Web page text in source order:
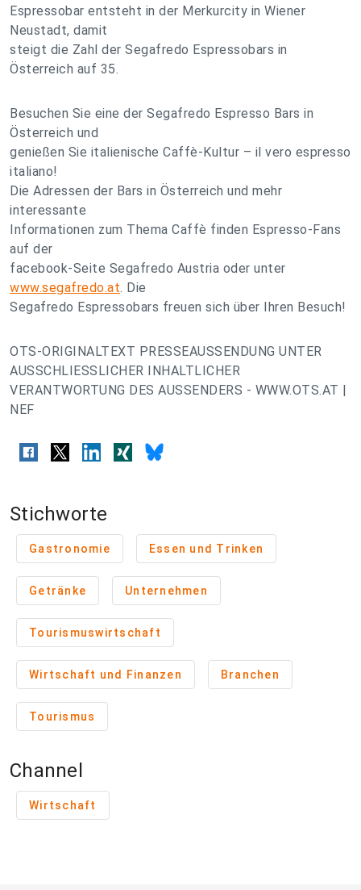
Espressobar entsteht in der Merkurcity in Wiener
Neustadt, damit
steigt die Zahl der Segafredo Espressobars in
Österreich auf 35.
Besuchen Sie eine der Segafredo Espresso Bars in
Österreich und
genießen Sie italienische Caffè-Kultur – il vero espresso
italiano!
Die Adressen der Bars in Österreich und mehr
interessante
Informationen zum Thema Caffè finden Espresso-Fans
auf der
facebook-Seite Segafredo Austria oder unter
www.segafredo.at. Die
Segafredo Espressobars freuen sich über Ihren Besuch!
OTS-ORIGINALTEXT PRESSEAUSSENDUNG UNTER
AUSSCHLIESSLICHER INHALTLICHER
VERANTWORTUNG DES AUSSENDERS - WWW.OTS.AT |
NEF
Stichworte
Gastronomie Essen und Trinken
Getränke Unternehmen
Tourismuswirtschaft
Wirtschaft und Finanzen Branchen
Tourismus
Channel
Wirtschaft